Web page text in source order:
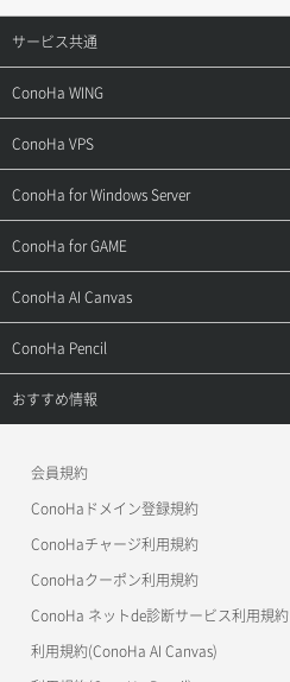
サービス共通
サポートトップ
ご契約・お支払い
用語集
お問い合わせ
ConoHa WING
サポートトップ
ご利用ガイド
お乗り換えガイド
よくある質問
ConoHa VPS
サポートトップ
ご利用ガイド
APIドキュメントVPS2.0
APIドキュメントVPS3.0
ConoHa for Windows Server
サポートトップ
ご利用ガイド
APIドキュメントVPS2.0
APIドキュメントVPS3.0
ConoHa for GAME
サポートトップ
ご利用ガイド
ConoHa AI Canvas
サポートトップ
ご利用ガイド
ConoHa Pencil
サポートトップ
おすすめ情報
美雲このは徹底ガイド
会員規約
ConoHaドメイン登録規約
ConoHaチャージ利用規約
ConoHaクーポン利用規約
ConoHa ネットde診断サービス利用規約
利用規約(ConoHa AI Canvas)